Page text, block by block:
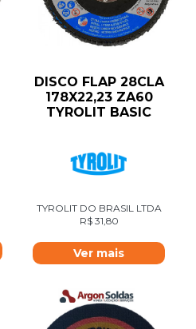
DISCO FLAP 28CLA
178X22,23 ZA60
TYROLIT BASIC
TYROLIT DO BRASIL LTDA
R$31,80
Ver mais